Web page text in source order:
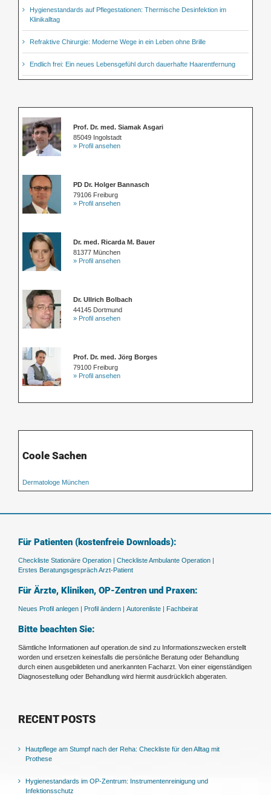
Hygienestandards auf Pflegestationen: Thermische Desinfektion im
Klinikalltag
Refraktive Chirurgie: Moderne Wege in ein Leben ohne Brille
Endlich frei: Ein neues Lebensgefühl durch dauerhafte Haarentfernung
Prof. Dr. med. Siamak Asgari
85049 Ingolstadt
» Profil ansehen
PD Dr. Holger Bannasch
79106 Freiburg
» Profil ansehen
Dr. med. Ricarda M. Bauer
81377 München
» Profil ansehen
Dr. Ullrich Bolbach
44145 Dortmund
» Profil ansehen
Prof. Dr. med. Jörg Borges
79100 Freiburg
» Profil ansehen
Coole Sachen
Dermatologe München
Für Patienten (kostenfreie Downloads):
Checkliste Stationäre Operation | Checkliste Ambulante Operation |
Erstes Beratungsgespräch Arzt-Patient
Für Ärzte, Kliniken, OP-Zentren und Praxen:
Neues Profil anlegen | Profil ändern | Autorenliste | Fachbeirat
Bitte beachten Sie:
Sämtliche Informationen auf operation.de sind zu Informationszwecken erstellt
worden und ersetzen keinesfalls die persönliche Beratung oder Behandlung
durch einen ausgebildeten und anerkannten Facharzt. Von einer eigenständigen
Diagnosestellung oder Behandlung wird hiermit ausdrücklich abgeraten.
RECENT POSTS
Hautpflege am Stumpf nach der Reha: Checkliste für den Alltag mit
Prothese
Hygienestandards im OP-Zentrum: Instrumentenreinigung und
Infektionsschutz